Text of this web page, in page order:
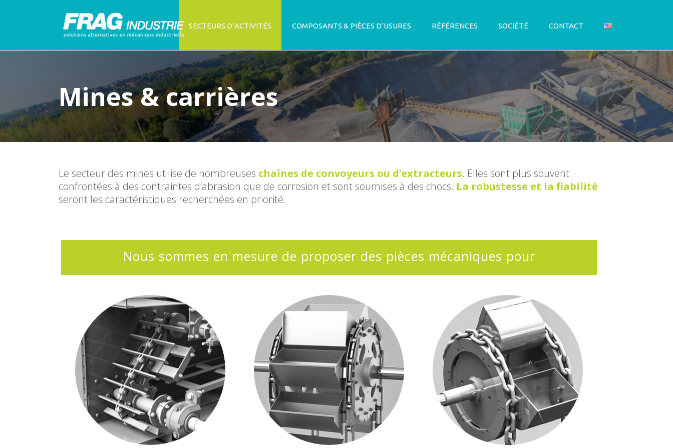
SECTEURS D’ACTIVITÉS COMPOSANTS & PIÈCES D’USURES RÉFÉRENCES SOCIÉTÉ CONTACT
Mines & carrières
Le secteur des mines utilise de nombreuses chaînes de convoyeurs ou d’extracteurs. Elles sont plus souvent
confrontées à des contraintes d’abrasion que de corrosion et sont soumises à des chocs. La robustesse et la fiabilité
seront les caractéristiques recherchées en priorité.
Nous sommes en mesure de proposer des pièces mécaniques pour